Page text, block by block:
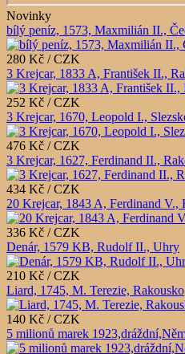
Novinky
bílý peníz, 1573, Maxmilián II.,
280 Kč / CZK
3 Krejcar, 1833 A, František II.,
252 Kč / CZK
3 Krejcar, 1670, Leopold I.,
476 Kč / CZK
3 Krejcar, 1627, Ferdinand II.,
434 Kč / CZK
20 Krejcar, 1843 A, Ferdinand
336 Kč / CZK
Denár, 1579 KB, Rudolf II., Uhry
210 Kč / CZK
Liard, 1745, M. Terezie, Rakousko
140 Kč / CZK
5 milionů marek